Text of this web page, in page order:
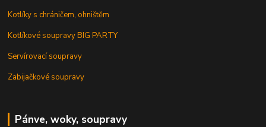
Kotlíky s chráničem, ohništěm
Kotlíkové soupravy BIG PARTY
Servírovací soupravy
Zabijačkové soupravy
Pánve, woky, soupravy